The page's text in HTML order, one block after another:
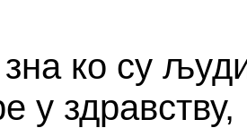
ко су
у здравству,